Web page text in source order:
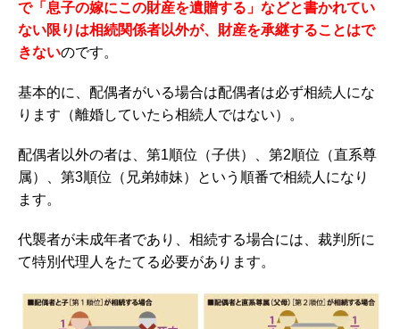
で「息子の嫁にこの財産を遺贈する」などと書かれてい
ない限りは相続関係者以外が、財産を承継することはで
きないのです。
基本的に、配偶者がいる場合は配偶者は必ず相続人にな
ります（離婚していたら相続人ではない）。
配偶者以外の者は、第1順位（子供）、第2順位（直系尊
属）、第3順位（兄弟姉妹）という順番で相続人になり
ます。
代襲者が未成年者であり、相続する場合には、裁判所に
て特別代理人をたてる必要があります。